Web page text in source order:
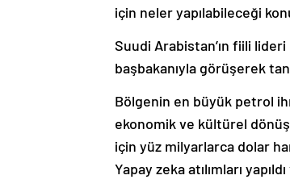
için neler yapılabileceği
Suudi Arabistan’ın fiili
başbakanıyla görüşerek
Bölgenin en büyük petrol
ekonomik ve kültürel
için yüz milyarlarca dolar
Yapay zeka atılımları